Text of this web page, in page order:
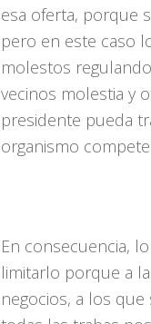
esa oferta, porque
pero en este caso
molestos
vecinos molestia y
presidente pueda
organismo
En consecuencia,
limitarlo porque a
negocios, a los